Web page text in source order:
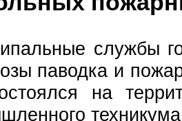
службы
паводка и
на